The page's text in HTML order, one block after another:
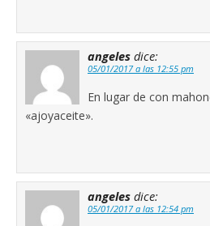
angeles dice:
05/01/2017 a las 12:55 pm
En lugar de con
«ajoyaceite».
angeles dice:
05/01/2017 a las 12:54 pm